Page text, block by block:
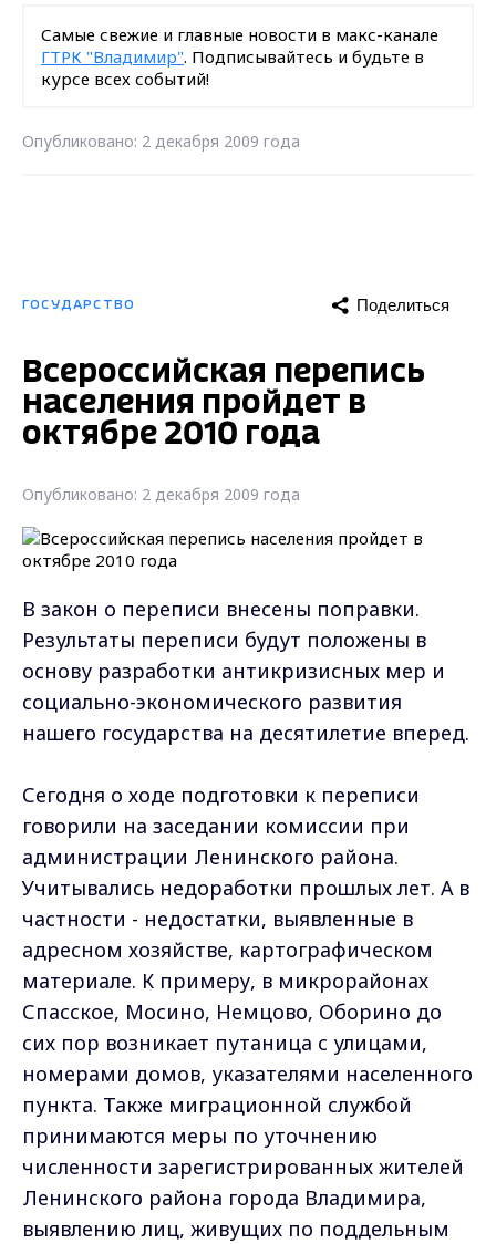
Самые свежие и главные новости в макс-канале
ГТРК "Владимир". Подписывайтесь и будьте в
курсе всех событий!
Опубликовано: 2 декабря 2009 года
ГОСУДАРСТВО Поделиться
Всероссийская перепись
населения пройдет в
октябре 2010 года
Опубликовано: 2 декабря 2009 года
В закон о переписи внесены поправки.
Результаты переписи будут положены в
основу разработки антикризисных мер и
социально-экономического развития
нашего государства на десятилетие вперед.
Сегодня о ходе подготовки к переписи
говорили на заседании комиссии при
администрации Ленинского района.
Учитывались недоработки прошлых лет. А в
частности - недостатки, выявленные в
адресном хозяйстве, картографическом
материале. К примеру, в микрорайонах
Спасское, Мосино, Немцово, Оборино до
сих пор возникает путаница с улицами,
номерами домов, указателями населенного
пункта. Также миграционной службой
принимаются меры по уточнению
численности зарегистрированных жителей
Ленинского района города Владимира,
выявлению лиц, живущих по поддельным